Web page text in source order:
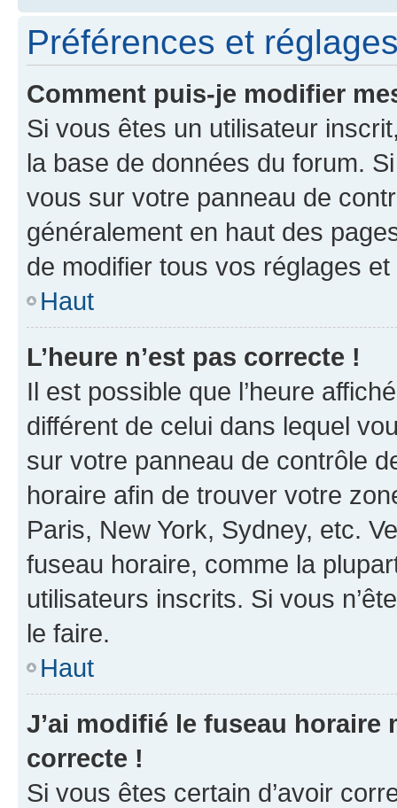
Préférences et
Comment puis-je modifier
Si vous êtes un utilisateur
la base de données du forum.
vous sur votre panneau de
généralement en haut des
de modifier tous vos réglages
Haut
L’heure n’est pas correcte !
Il est possible que l’heure
différent de celui dans lequel
sur votre panneau de contrôle
horaire afin de trouver votre
Paris, New York, Sydney, etc.
fuseau horaire, comme la
utilisateurs inscrits. Si vous
le faire.
Haut
J’ai modifié le fuseau horaire
correcte !
Si vous êtes certain d’avoir